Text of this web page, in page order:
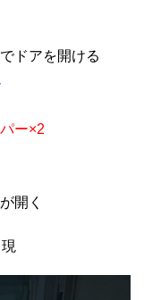
ドアを開ける
ー×2
開く